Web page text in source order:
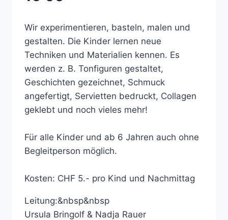
Wir experimentieren, basteln, malen und
gestalten. Die Kinder lernen neue
Techniken und Materialien kennen. Es
werden z. B. Tonfiguren gestaltet,
Geschichten gezeichnet, Schmuck
angefertigt, Servietten bedruckt, Collagen
geklebt und noch vieles mehr!
Für alle Kinder und ab 6 Jahren auch ohne
Begleitperson möglich.
Kosten: CHF 5.- pro Kind und Nachmittag
Leitung:&nbsp&nbsp
Ursula Bringolf & Nadja Rauer